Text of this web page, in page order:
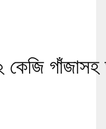
কেজি